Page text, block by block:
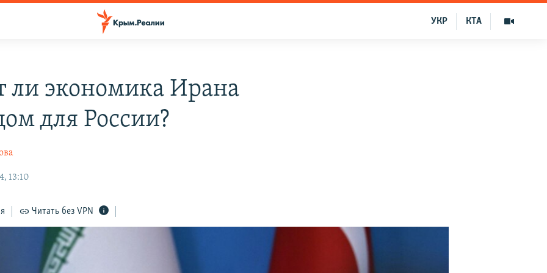
КТА
УКР
ли экономика Ирана
для России?
13:10
Читать без VPN